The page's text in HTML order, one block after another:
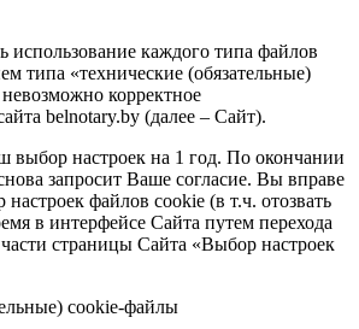
использование каждого типа файлов
типа «технические (обязательные)
корректное
belnotary.by (далее – Сайт).
выбор настроек на 1 год. По окончании
запросит Ваше согласие. Вы вправе
файлов cookie (в т.ч. отозвать
в интерфейсе Сайта путем перехода
страницы Сайта «Выбор настроек
cookie-файлы